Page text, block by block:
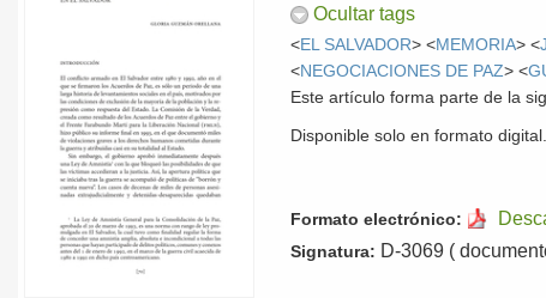
Ocultar tags
<EL SALVADOR> <MEMORIA> <
<NEGOCIACIONES DE PAZ> <
Este artículo forma parte de la
Disponible solo en formato
Formato electrónico:
Signatura: D-3069 (